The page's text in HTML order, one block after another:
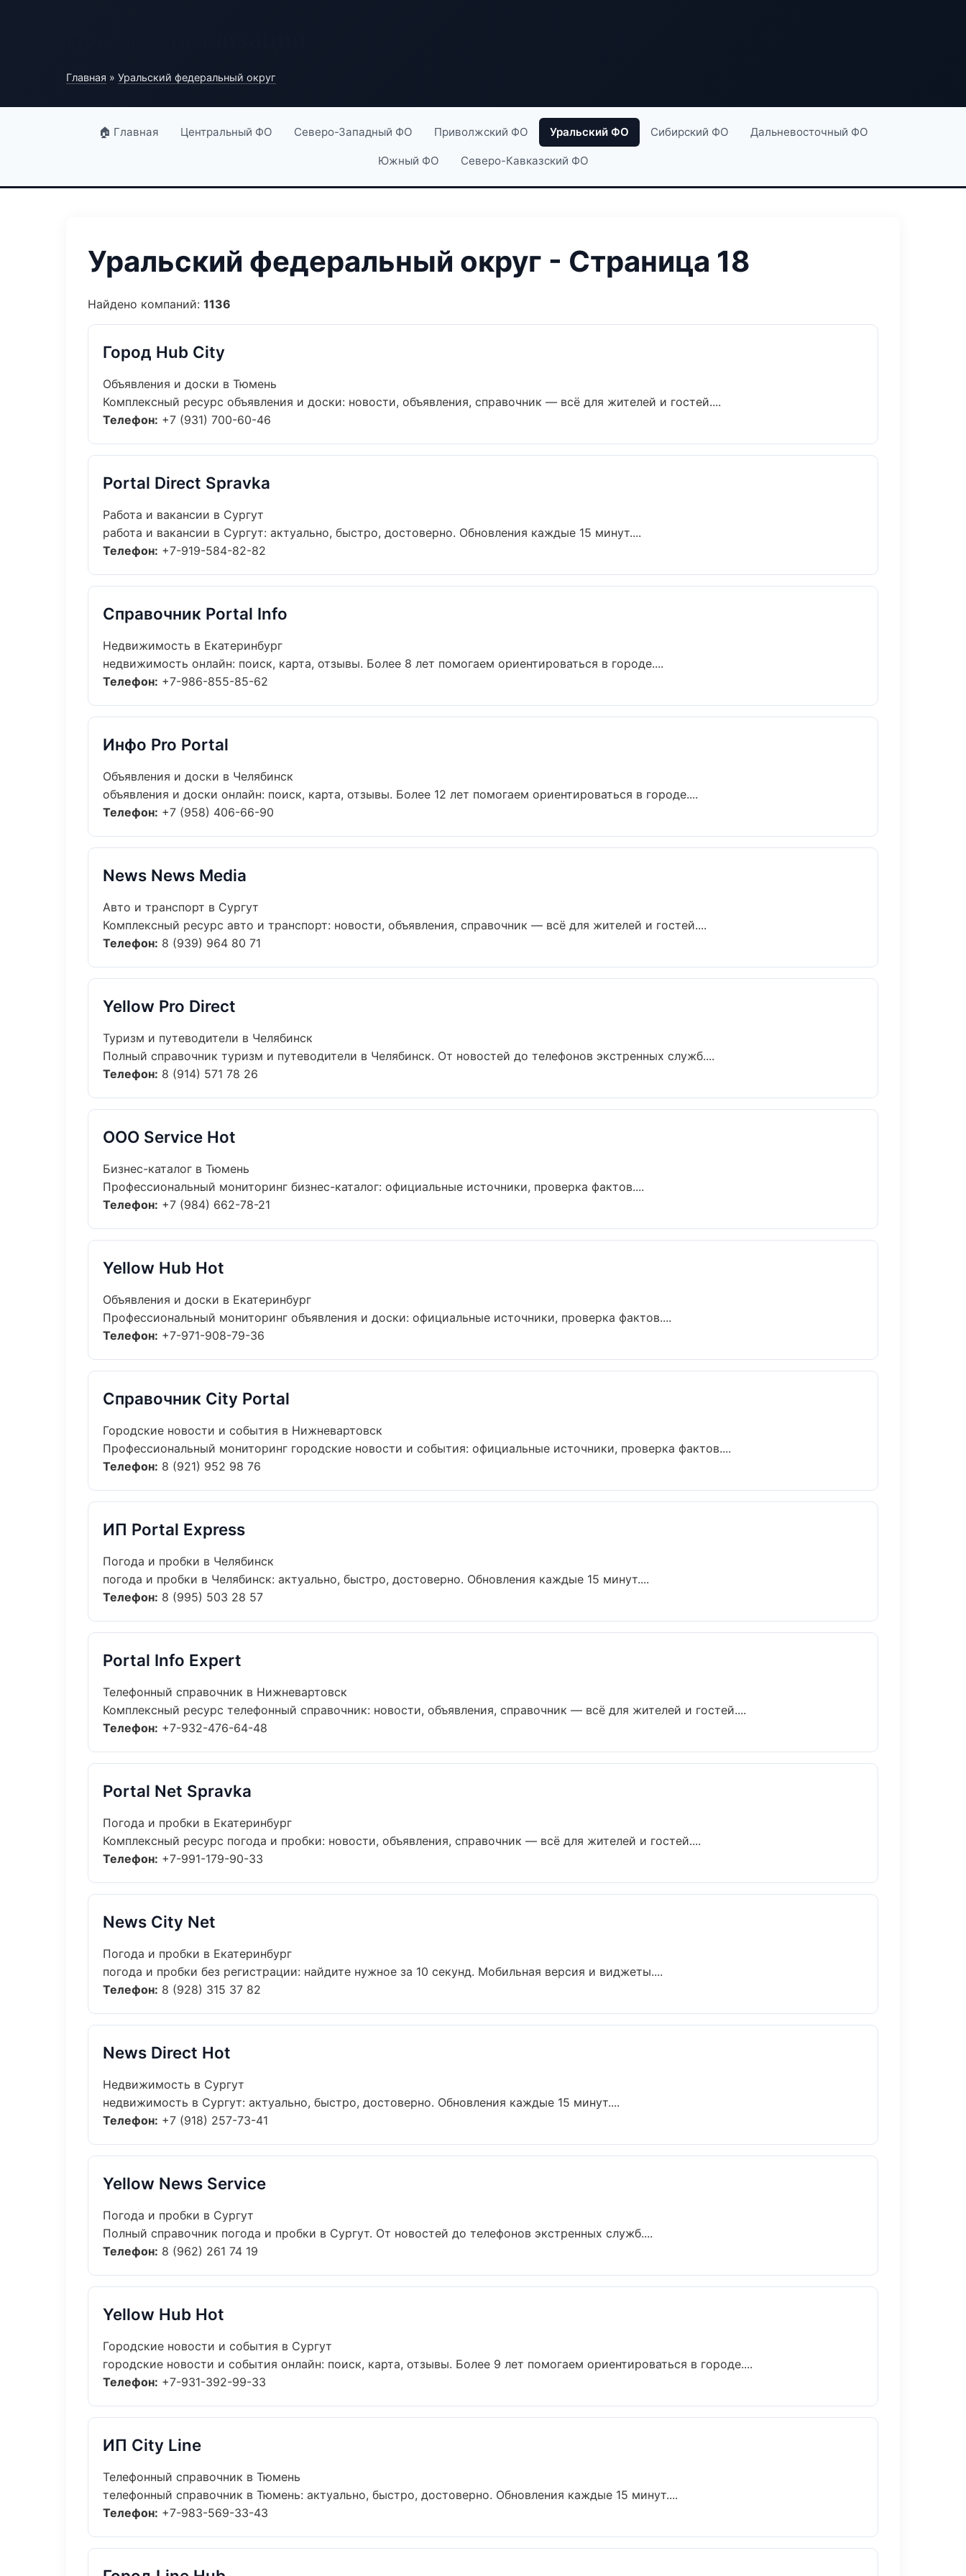
Главная » Уральский федеральный округ
🏠 Главная Центральный ФО Северо-Западный ФО Приволжский ФО Уральский ФО Сибирский ФО Дальневосточный ФО
Южный ФО Северо-Кавказский ФО
Уральский федеральный округ - Страница 18
Найдено компаний: 1136
Город Hub City
Объявления и доски в Тюмень
Комплексный ресурс объявления и доски: новости, объявления, справочник — всё для жителей и гостей....
Телефон: +7 (931) 700-60-46
Portal Direct Spravka
Работа и вакансии в Сургут
работа и вакансии в Сургут: актуально, быстро, достоверно. Обновления каждые 15 минут....
Телефон: +7-919-584-82-82
Справочник Portal Info
Недвижимость в Екатеринбург
недвижимость онлайн: поиск, карта, отзывы. Более 8 лет помогаем ориентироваться в городе....
Телефон: +7-986-855-85-62
Инфо Pro Portal
Объявления и доски в Челябинск
объявления и доски онлайн: поиск, карта, отзывы. Более 12 лет помогаем ориентироваться в городе....
Телефон: +7 (958) 406-66-90
News News Media
Авто и транспорт в Сургут
Комплексный ресурс авто и транспорт: новости, объявления, справочник — всё для жителей и гостей....
Телефон: 8 (939) 964 80 71
Yellow Pro Direct
Туризм и путеводители в Челябинск
Полный справочник туризм и путеводители в Челябинск. От новостей до телефонов экстренных служб....
Телефон: 8 (914) 571 78 26
ООО Service Hot
Бизнес-каталог в Тюмень
Профессиональный мониторинг бизнес-каталог: официальные источники, проверка фактов....
Телефон: +7 (984) 662-78-21
Yellow Hub Hot
Объявления и доски в Екатеринбург
Профессиональный мониторинг объявления и доски: официальные источники, проверка фактов....
Телефон: +7-971-908-79-36
Справочник City Portal
Городские новости и события в Нижневартовск
Профессиональный мониторинг городские новости и события: официальные источники, проверка фактов....
Телефон: 8 (921) 952 98 76
ИП Portal Express
Погода и пробки в Челябинск
погода и пробки в Челябинск: актуально, быстро, достоверно. Обновления каждые 15 минут....
Телефон: 8 (995) 503 28 57
Portal Info Expert
Телефонный справочник в Нижневартовск
Комплексный ресурс телефонный справочник: новости, объявления, справочник — всё для жителей и гостей....
Телефон: +7-932-476-64-48
Portal Net Spravka
Погода и пробки в Екатеринбург
Комплексный ресурс погода и пробки: новости, объявления, справочник — всё для жителей и гостей....
Телефон: +7-991-179-90-33
News City Net
Погода и пробки в Екатеринбург
погода и пробки без регистрации: найдите нужное за 10 секунд. Мобильная версия и виджеты....
Телефон: 8 (928) 315 37 82
News Direct Hot
Недвижимость в Сургут
недвижимость в Сургут: актуально, быстро, достоверно. Обновления каждые 15 минут....
Телефон: +7 (918) 257-73-41
Yellow News Service
Погода и пробки в Сургут
Полный справочник погода и пробки в Сургут. От новостей до телефонов экстренных служб....
Телефон: 8 (962) 261 74 19
Yellow Hub Hot
Городские новости и события в Сургут
городские новости и события онлайн: поиск, карта, отзывы. Более 9 лет помогаем ориентироваться в городе....
Телефон: +7-931-392-99-33
ИП City Line
Телефонный справочник в Тюмень
телефонный справочник в Тюмень: актуально, быстро, достоверно. Обновления каждые 15 минут....
Телефон: +7-983-569-33-43